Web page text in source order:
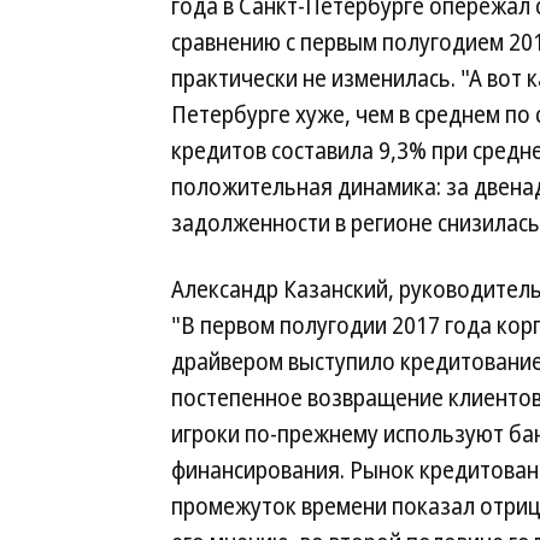
сравнению с первым полугодием
практически не изменилась. "А вот
Петербурге хуже, чем в среднем
кредитов составила 9,3% при
положительная динамика: за
задолженности в регионе
Александр Казанский,
"В первом полугодии 2017 года
драйвером выступило
постепенное возвращение
игроки по-прежнему используют
финансирования. Рынок
промежуток времени показал